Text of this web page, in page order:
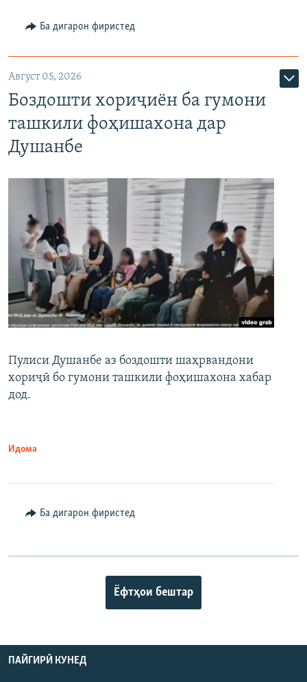
Ба дигарон фиристед
Август 05, 2026
Боздошти хориҷиён ба гумони
ташкили фоҳишахона дар
Душанбе
Пулиси Душанбе аз боздошти шаҳрвандони
хориҷӣ бо гумони ташкили фоҳишахона хабар
дод.
Идома
Ба дигарон фиристед
Ёфтҳои бештар
ПАЙГИРӢ КУНЕД